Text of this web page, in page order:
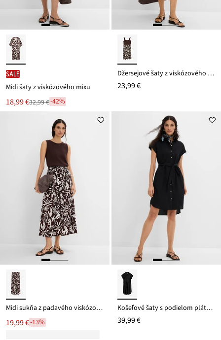
SALE
Midi šaty z viskózového mixu
Nová
cena
18,99 €
Zľava 32,99 €-42%
Džersejové šaty z viskózového mixu
23,99 €
Midi sukňa z padavého viskózového mixu
19,99 €-13%
Košeľové šaty s podielom plátna a opaskom na zaviazanie
39,99 €